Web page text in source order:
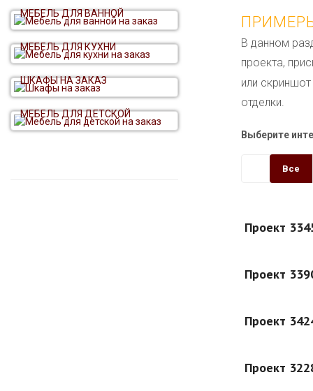
В данном
проекта,
или
отделки.
Выберите
Все
Проект
Проект
Проект
Проект
МЕБЕЛЬ ДЛЯ ВАННОЙ
МЕБЕЛЬ ДЛЯ КУХНИ
ШКАФЫ НА ЗАКАЗ
МЕБЕЛЬ ДЛЯ ДЕТСКОЙ